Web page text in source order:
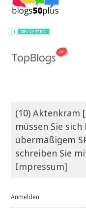
(10) Aktenkram
müssen Sie
übermäßigem
schreiben Sie
Impressum]
Anmelden